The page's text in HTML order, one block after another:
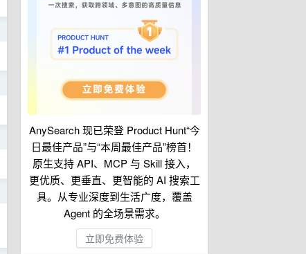
AnySearch 现已荣登 Product Hunt“今
日最佳产品”与“本周最佳产品”榜首！
原生支持 API、MCP 与 Skill 接入，
更优质、更垂直、更智能的 AI 搜索工
具。从专业深度到生活广度，覆盖
Agent 的全场景需求。
立即免费体验